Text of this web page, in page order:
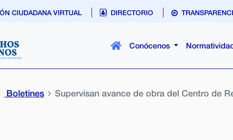
CIUDADANA VIRTUAL DIRECTORIO
Conócenos
Boletines Supervisan avance de obra del Centro de